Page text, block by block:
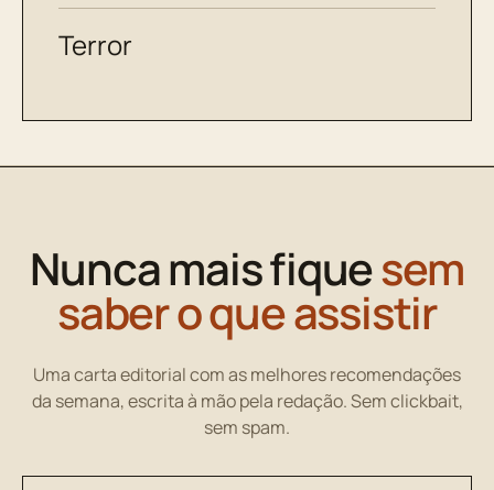
Terror
Nunca mais fiquesem
saber o que assistir
Uma carta editorial com as melhores recomendações
da semana, escrita à mão pela redação. Sem clickbait,
sem spam.